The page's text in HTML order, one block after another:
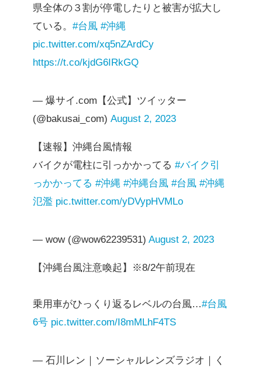
県全体の３割が停電したりと被害が拡大し
ている。 #台風 #沖縄
pic.twitter.com/xq5nZArdCy
https://t.co/kjdG6IRkGQ
— 爆サイ.com【公式】ツイッター
(@bakusai_com) August 2, 2023
【速報】沖縄台風情報
バイクが電柱に引っかかってる #バイク引
っかかってる #沖縄 #沖縄台風 #台風 #沖縄
氾濫 pic.twitter.com/yDVypHVMLo
— wow (@wow62239531) August 2, 2023
【沖縄台風注意喚起】※8/2午前現在
乗用車がひっくり返るレベルの台風…#台風
6号 pic.twitter.com/I8mMLhF4TS
— 石川レン｜ソーシャルレンズラジオ｜く